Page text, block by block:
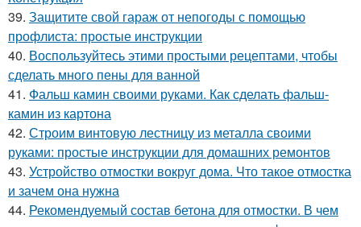
39. Защитите свой гараж от непогоды с помощью
профлиста: простые инструкции
40. Воспользуйтесь этими простыми рецептами, чтобы
сделать много пены для ванной
41. Фальш камин своими руками. Как сделать фальш-
камин из картона
42. Строим винтовую лестницу из металла своими
руками: простые инструкции для домашних ремонтов
43. Устройство отмостки вокруг дома. Что такое отмостка
и зачем она нужна
44. Рекомендуемый состав бетона для отмостки. В чем